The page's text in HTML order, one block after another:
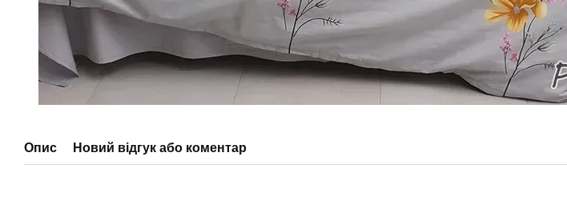
Опис Новий відгук або коментар